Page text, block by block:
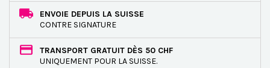
ENVOIE DEPUIS LA SUISSE
CONTRE SIGNATURE
TRANSPORT GRATUIT DÈS 50 CHF
UNIQUEMENT POUR LA SUISSE.